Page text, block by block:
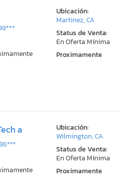
Ubicación:
Martinez, CA
Status de Venta:
En Oferta Mínima
Proximamente
a
Ubicación:
Wilmington, CA
Status de Venta:
En Oferta Mínima
Proximamente